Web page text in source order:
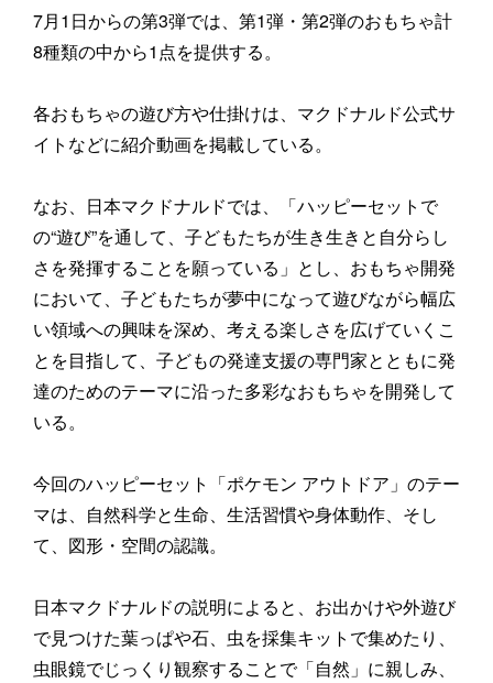
7月1日からの第3弾では、第1弾・第2弾のおもちゃ計
8種類の中から1点を提供する。
各おもちゃの遊び方や仕掛けは、マクドナルド公式サ
イトなどに紹介動画を掲載している。
なお、日本マクドナルドでは、「ハッピーセットで
の“遊び”を通して、子どもたちが生き生きと自分らし
さを発揮することを願っている」とし、おもちゃ開発
において、子どもたちが夢中になって遊びながら幅広
い領域への興味を深め、考える楽しさを広げていくこ
とを目指して、子どもの発達支援の専門家とともに発
達のためのテーマに沿った多彩なおもちゃを開発して
いる。
今回のハッピーセット「ポケモン アウトドア」のテー
マは、自然科学と生命、生活習慣や身体動作、そし
て、図形・空間の認識。
日本マクドナルドの説明によると、お出かけや外遊び
で見つけた葉っぱや石、虫を採集キットで集めたり、
虫眼鏡でじっくり観察することで「自然」に親しみ、